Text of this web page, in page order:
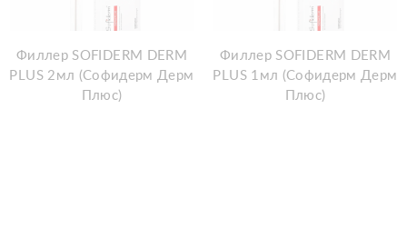
Филлер SOFIDERM DERM
PLUS 2мл (Софидерм Дерм
Плюс)
Филлер SOFIDERM DERM
PLUS 1мл (Софидерм Дерм
Плюс)